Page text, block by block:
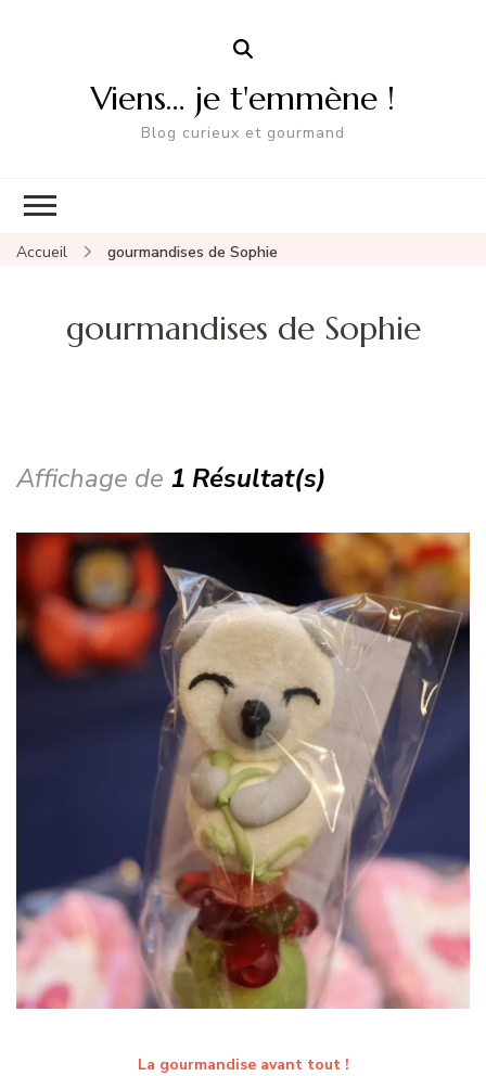
Viens… je t'emmène !
Blog curieux et gourmand
Accueil gourmandises de Sophie
gourmandises de Sophie
Affichage de 1 Résultat(s)
La gourmandise avant tout !